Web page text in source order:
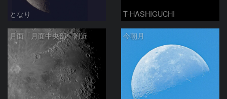
となり T-HASHIGUCHI
月面「月面中央部」附近 今朝月